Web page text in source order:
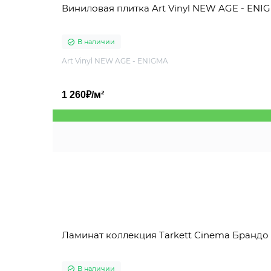
Виниловая плитка Art Vinyl NEW AGE -
В наличии
Art Vinyl NEW AGE - ENIGMA
1 260₽/м²
Ламинат коллекция Tarkett Cinema Брандо
В наличии